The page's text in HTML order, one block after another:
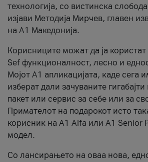
технологија, со вистинска
изјави Методија Мирчев, главен
на А1 Македонија.
Корисниците можат да ја
Sef функционалност, лесно и
Мојот А1 апликацијата, каде сега
изберат дали зачуваните
пакет или сервис за себе или за
Примателот на подарокот исто
корисник на А1 Alfa или A1 Senior
модел.
Со лансирањето на оваа нова,